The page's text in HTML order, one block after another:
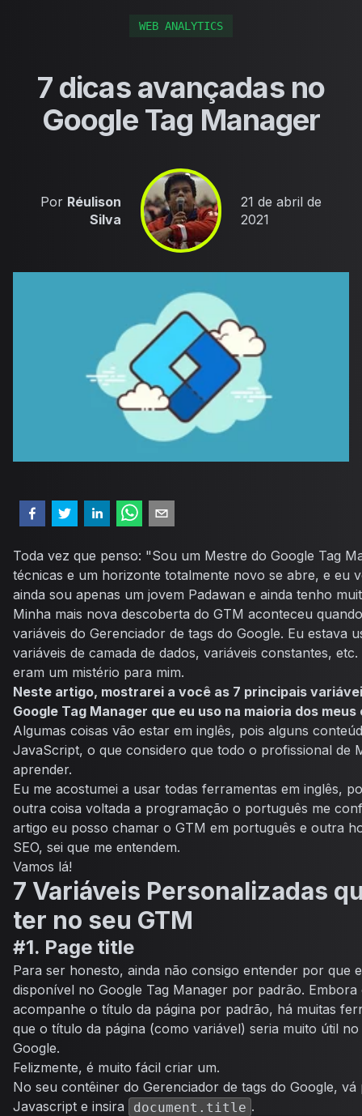
WEB ANALYTICS
7 dicas avançadas no
Google Tag Manager
Por Réulison
Silva
Published on
21 de abril de
2021
Toda vez que penso: "Sou um Mestre do Google Tag
técnicas e um horizonte totalmente novo se abre, e eu
ainda sou apenas um jovem Padawan e ainda tenho
Minha mais nova descoberta do GTM aconteceu
variáveis do Gerenciador de tags do Google. Eu estava
variáveis de camada de dados, variáveis constantes,
eram um mistério para mim.
Neste artigo, mostrarei a você as 7 principais
Google Tag Manager que eu uso na maioria dos
Algumas coisas vão estar em inglês, pois alguns
JavaScript, o que considero que todo o profissional de
aprender.
Eu me acostumei a usar todas ferramentas em inglês,
outra coisa voltada a programação o português me
artigo eu posso chamar o GTM em português e outra
SEO, sei que me entendem.
Vamos lá!
7 Variáveis Personalizadas
ter no seu GTM
#1. Page title
Para ser honesto, ainda não consigo entender por que
disponível no Google Tag Manager por padrão.
acompanhe o título da página por padrão, há muitas
que o título da página (como variável) seria muito útil
Google.
Felizmente, é muito fácil criar um.
No seu contêiner do Gerenciador de tags do Google,
Javascript e insira document.title .